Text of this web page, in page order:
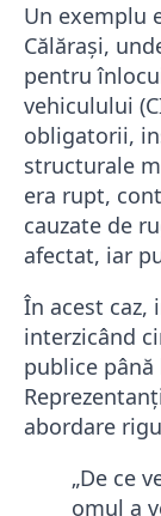
Un exemplu
Călărași,
pentru
vehiculului
obligatorii,
structurale
era rupt,
cauzate de
afectat, iar
În acest caz,
interzicând
publice
abordare
„De ce
omul a